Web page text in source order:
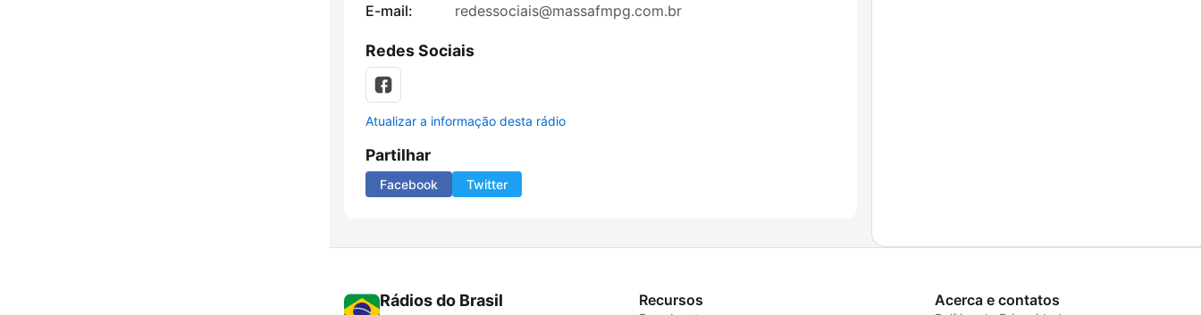
E-mail:
redessociais@massafmpg.com.br
Redes Sociais
Atualizar a informação desta rádio
Partilhar
Facebook Twitter
Rádios do Brasil Recursos Acerca e contatos